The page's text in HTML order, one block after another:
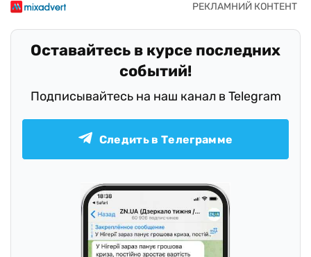
Оставайтесь в курсе последних
событий!
Подписывайтесь на наш канал в Telegram
Следить в Телеграмме